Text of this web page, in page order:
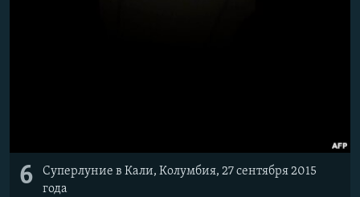
6
Суперлуние в Кали, Колумбия, 27 сентября 2015
года